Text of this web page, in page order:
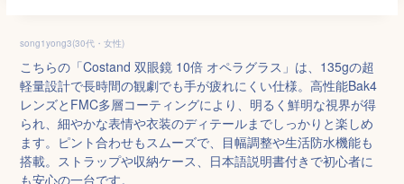
song1yong3(30代・女性)
こちらの「Costand 双眼鏡 10倍 オペラグラス」は、135gの超
軽量設計で長時間の観劇でも手が疲れにくい仕様。高性能Bak4
レンズとFMC多層コーティングにより、明るく鮮明な視界が得
られ、細やかな表情や衣装のディテールまでしっかりと楽しめ
ます。ピント合わせもスムーズで、目幅調整や生活防水機能も
搭載。ストラップや収納ケース、日本語説明書付きで初心者に
も安心の一台です。